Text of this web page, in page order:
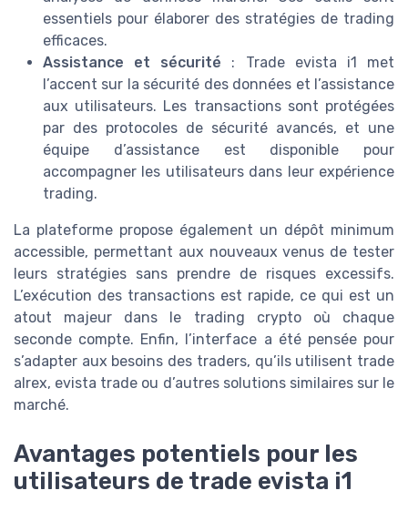
essentiels pour élaborer des stratégies de trading
efficaces.
Assistance et sécurité : Trade evista i1 met
l’accent sur la sécurité des données et l’assistance
aux utilisateurs. Les transactions sont protégées
par des protocoles de sécurité avancés, et une
équipe d’assistance est disponible pour
accompagner les utilisateurs dans leur expérience
trading.
La plateforme propose également un dépôt minimum
accessible, permettant aux nouveaux venus de tester
leurs stratégies sans prendre de risques excessifs.
L’exécution des transactions est rapide, ce qui est un
atout majeur dans le trading crypto où chaque
seconde compte. Enfin, l’interface a été pensée pour
s’adapter aux besoins des traders, qu’ils utilisent trade
alrex, evista trade ou d’autres solutions similaires sur le
marché.
Avantages potentiels pour les
utilisateurs de trade evista i1